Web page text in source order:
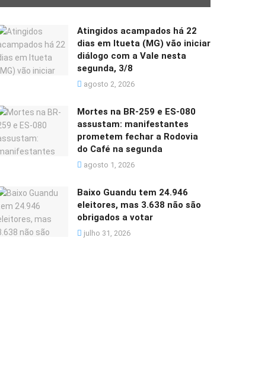
Atingidos acampados há 22
dias em Itueta (MG) vão iniciar
diálogo com a Vale nesta
segunda, 3/8
agosto 2, 2026
Mortes na BR-259 e ES-080
assustam: manifestantes
prometem fechar a Rodovia
do Café na segunda
agosto 1, 2026
Baixo Guandu tem 24.946
eleitores, mas 3.638 não são
obrigados a votar
julho 31, 2026